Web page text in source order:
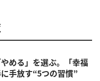
やめる」を選ぶ。「幸福
手放す“5つの習慣”